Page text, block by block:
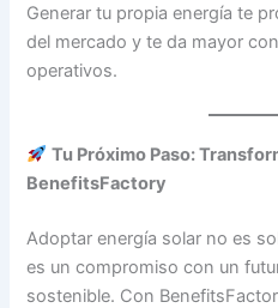
Generar tu propia energía te
del mercado y te da mayor
operativos.
Tu Próximo Paso:
BenefitsFactory
Adoptar energía solar no es
es un compromiso con un
sostenible. Con